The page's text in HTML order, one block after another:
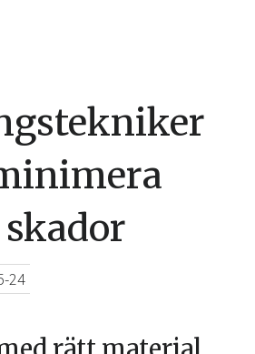
24